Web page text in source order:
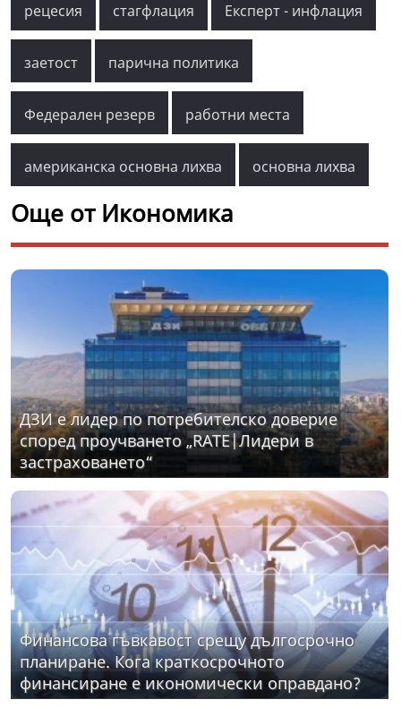
рецесия стагфлация Експерт - инфлация
заетост парична политика
Федерален резерв работни места
американска основна лихва основна лихва
Още от Икономика
ДЗИ е лидер по потребителско доверие
според проучването „RATE|Лидери в
застраховането“
Финансова гъвкавост срещу дългосрочно
планиране. Кога краткосрочното
финансиране е икономически оправдано?